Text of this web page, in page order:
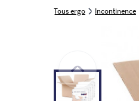
Tous ergo Incontinence